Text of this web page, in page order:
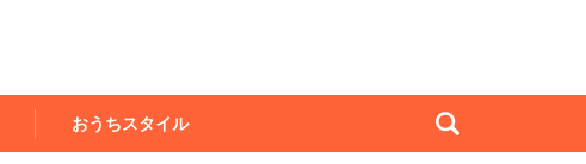
おうちスタイル